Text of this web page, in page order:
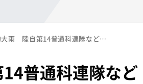
能登半島で記録的大雨 陸自第14普通科連隊などが災害派遣（9月26日 続報）
普通科連隊など